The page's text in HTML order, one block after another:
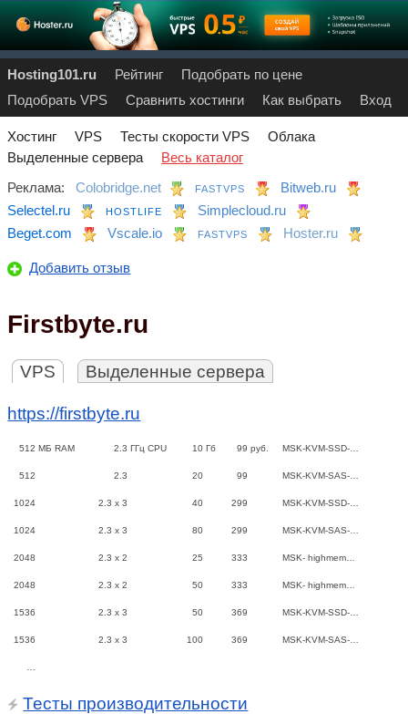
Hosting101.ru Рейтинг
Подобрать по цене
Подобрать VPS
Сравнить хостинги Как выбрать Вход
Хостинг VPS Тесты скорости VPS
Облака
Выделенные сервера
Весь каталог
Реклама:
Colobridge.net FASTVPS
Bitweb.ru
Selectel.ru
HOSTLIFE
Simplecloud.ru
Beget.com
Vscale.io FASTVPS Hoster.ru
Добавить отзыв
Firstbyte.ru
VPS Выделенные сервера
https://firstbyte.ru
512 МБ RAM 2.3 ГГц CPU 10 Гб 99 руб. MSK-KVM-SSD-…
512 2.3 20 99 MSK-KVM-SAS-…
1024 2.3 x 3 40 299 MSK-KVM-SSD-…
1024 2.3 x 3 80 299 MSK-KVM-SAS-…
2048 2.3 x 2 25 333 MSK- highmem…
2048 2.3 x 2 50 333 MSK- highmem…
1536 2.3 x 3 50 369 MSK-KVM-SSD-…
1536 2.3 x 3 100 369 MSK-KVM-SAS-…
…
Тесты производительности